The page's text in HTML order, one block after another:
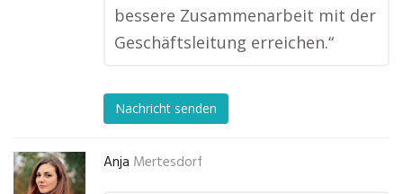
bessere Zusammenarbeit mit der
Geschäftsleitung erreichen.“
Nachricht senden
Anja Mertesdorf